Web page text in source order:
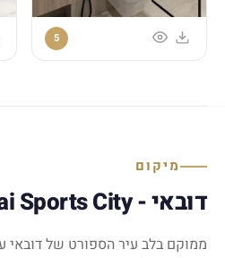
5
מיקום
דובאי - Dubai Sports City
ממוקם בלב עיר הספורט של דובאי